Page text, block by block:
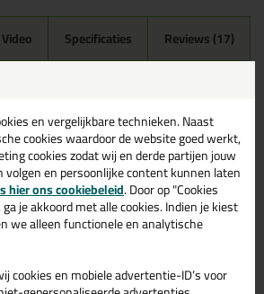
Video Specificaties Reviews (17)
AC 310ml in
zand
AC 310ml in een specifieke kleur?
Mapesil AC 310ml in de kleur 149 -
voor verschillende toepassingen.
product welke makkelijk te
Mapei Mapesil AC 310ml in de kleur 149 -
nog! Op voorraad en op werkdagen besteld
de toepassing en kenmerken van dit
dit product >
en vergelijkbare technieken. Naast
cookies waardoor de website goed werkt,
cookies zodat wij en derde partijen jouw
en persoonlijke content kunnen laten
hier ons cookiebeleid. Door op "Cookies
je akkoord met alle cookies. Indien je kiest
we alleen functionele en analytische
cookies en mobiele advertentie-ID’s voor